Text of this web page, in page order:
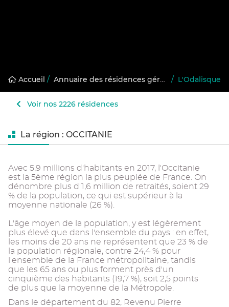
Accueil / Annuaire des résidences gérées / L'Odalisque
Voir nos 2226 résidences
La région : OCCITANIE
Avec 5,9 millions d'habitants en 2017, l'Occitanie
est la 5ème région la plus peuplée de France. On
dénombre plus d'1,6 million de retraités, soient 29
% de la population, ce qui est supérieur à la
moyenne nationale (26 %).
L'âge moyen de la population, y est légèrement
plus élevé que dans l'ensemble du pays : en effet,
les moins de 20 ans ne représentent que 23 % de
la population régionale, contre 24,4 % pour
l'ensemble de la France métropolitaine, tandis
que les 65 ans ou plus forment près d'un
cinquième des habitants (19,7 %), soit 2,5 points
de plus que la moyenne de la Métropole.
Dans le département du 82, Revenu Pierre